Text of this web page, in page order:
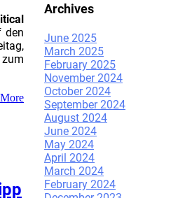
den
Archives
June 2025
March 2025
February 2025
November 2024
October 2024
September 2024
August 2024
June 2024
May 2024
April 2024
March 2024
February 2024